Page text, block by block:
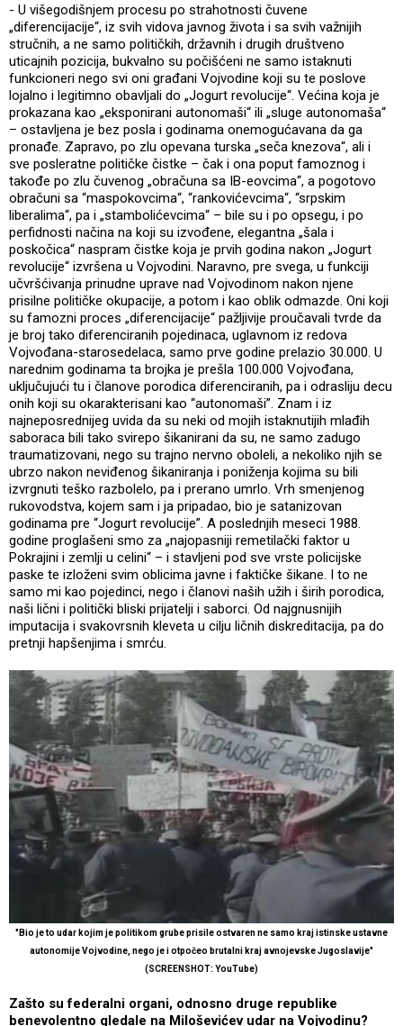
- U višegodišnjem procesu po strahotnosti čuvene
„diferencijacije“, iz svih vidova javnog života i sa svih važnijih
stručnih, a ne samo političkih, državnih i drugih društveno
uticajnih pozicija, bukvalno su počišćeni ne samo istaknuti
funkcioneri nego svi oni građani Vojvodine koji su te poslove
lojalno i legitimno obavljali do „Jogurt revolucije“. Većina koja je
prokazana kao „eksponirani autonomaši“ ili „sluge autonomaša“
– ostavljena je bez posla i godinama onemogućavana da ga
pronađe. Zapravo, po zlu opevana turska „seča knezova“, ali i
sve posleratne političke čistke – čak i ona poput famoznog i
takođe po zlu čuvenog „obračuna sa IB-eovcima“, a pogotovo
obračuni sa “maspokovcima“, “rankovićevcima“, “srpskim
liberalima“, pa i „stambolićevcima“ – bile su i po opsegu, i po
perfidnosti načina na koji su izvođene, elegantna „šala i
poskočica“ naspram čistke koja je prvih godina nakon „Jogurt
revolucije“ izvršena u Vojvodini. Naravno, pre svega, u funkciji
učvršćivanja prinudne uprave nad Vojvodinom nakon njene
prisilne političke okupacije, a potom i kao oblik odmazde. Oni koji
su famozni proces „diferencijacije“ pažljivije proučavali tvrde da
je broj tako diferenciranih pojedinaca, uglavnom iz redova
Vojvođana-starosedelaca, samo prve godine prelazio 30.000. U
narednim godinama ta brojka je prešla 100.000 Vojvođana,
uključujući tu i članove porodica diferenciranih, pa i odrasliju decu
onih koji su okarakterisani kao “autonomaši”. Znam i iz
najneposrednijeg uvida da su neki od mojih istaknutijih mlađih
saboraca bili tako svirepo šikanirani da su, ne samo zadugo
traumatizovani, nego su trajno nervno oboleli, a nekoliko njih se
ubrzo nakon neviđenog šikaniranja i poniženja kojima su bili
izvrgnuti teško razbolelo, pa i prerano umrlo. Vrh smenjenog
rukovodstva, kojem sam i ja pripadao, bio je satanizovan
godinama pre “Jogurt revolucije”. A poslednjih meseci 1988.
godine proglašeni smo za „najopasniji remetilački faktor u
Pokrajini i zemlji u celini“ – i stavljeni pod sve vrste policijske
paske te izloženi svim oblicima javne i faktičke šikane. I to ne
samo mi kao pojedinci, nego i članovi naših užih i širih porodica,
naši lični i politički bliski prijatelji i saborci. Od najgnusnijih
imputacija i svakovrsnih kleveta u cilju ličnih diskreditacija, pa do
pretnji hapšenjima i smrću.
"Bio je to udar kojim je politikom grube prisile ostvaren ne samo kraj istinske ustavne
autonomije Vojvodine, nego je i otpočeo brutalni kraj avnojevske Jugoslavije"
(SCREENSHOT: YouTube)
Zašto su federalni organi, odnosno druge republike
benevolentno gledale na Miloševićev udar na Vojvodinu?